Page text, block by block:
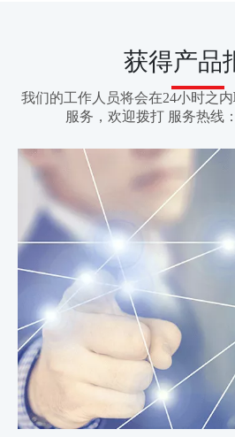
获得产品
我们的工作人员将会在24小时之
服务，欢迎拨打 服务热线：